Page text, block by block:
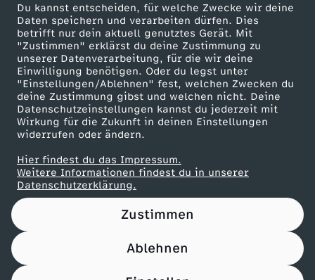
Du kannst entscheiden, für welche Zwecke wir deine
Daten speichern und verarbeiten dürfen. Dies
betrifft nur dein aktuell genutztes Gerät. Mit
"Zustimmen" erklärst du deine Zustimmung zu
unserer Datenverarbeitung, für die wir deine
Einwilligung benötigen. Oder du legst unter
"Einstellungen/Ablehnen" fest, welchen Zwecken du
deine Zustimmung gibst und welchen nicht. Deine
Datenschutzeinstellungen kannst du jederzeit mit
Wirkung für die Zukunft in deinen Einstellungen
widerrufen oder ändern.
Hier findest du das Impressum.
Weitere Informationen findest du in unserer
Datenschutzerklärung.
Zustimmen
Ablehnen
ZDF goes Schule
Werbefernsehen
Mainzelmännchen
Partner
Nutzungsbedingungen
Impressum